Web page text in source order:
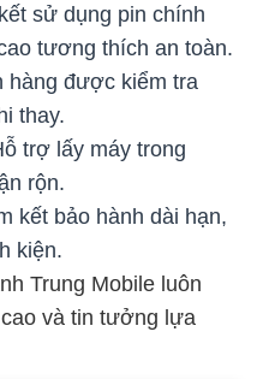
sử dụng pin chính
tương thích an toàn.
hàng được kiểm tra
thay.
trợ lấy máy trong
rộn.
kết bảo hành dài hạn,
kiện.
Trung Mobile luôn
và tin tưởng lựa